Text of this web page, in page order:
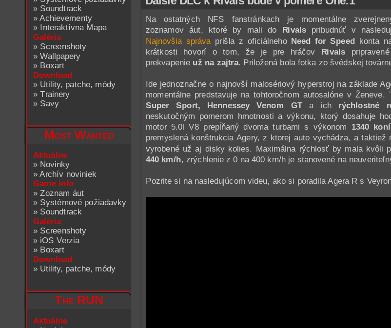
» Soundtrack
»Achievementy
» Interaktívna Mapa
Galéria
» Screenshoty
»Wallpapery
» Boxart
Download
» Utility, patche, módy
»Trainery
» Savy
Most Wanted
Aktuálne
» Novinky
»Archív noviniek
Game Info
»Zoznam áut
» Systémové požiadavky
» Soundtrack
Galéria
» Screenshoty
» iOS Verzia
» Boxart
Download
» Utility, patche, módy
The RUN
Aktuálne
Na ostatných NFS fanstránkach je momentálne
zoznamov áut, ktoré by mali do Rivals pribudnúť v
Najnovšia správa prišla z oficiálneho Need for Speed konta
krátkosti hovorí o tom, že je pre hráčov Rivals
prekvapenie už na zajtra. Priložená bola fotka zo švédskej
Ide jednoznačne o najnovší malosériový hyperstroj na základe
momentálne predstavuje na tohtoročnom autosalóne v Ženeve.
Super Sport, Hennessey Venom GTa ich rýchlostné
neskutočným pomerom hmotnosti a výkonu, ktorý dosahuje
motor 5.0l V8 prepĺňaný dvoma turbami s výkonom 1340 koní
premyslená konštrukcia Agery, z ktorej auto vychádza, a
vyrobené už aj disky kolies. Maximálna rýchlosť by mala kvôli
440 km/h, zrýchlenie z 0 na 400 km/h je stanovené na
Pozrite si na nasledujúcom videu, ako si poradila Agera R s